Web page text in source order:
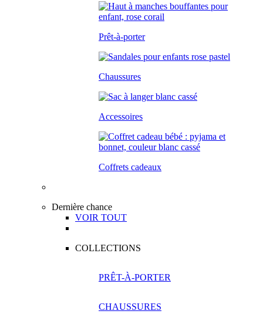
Prêt-à-porter
Chaussures
Accessoires
Coffrets cadeaux
Dernière chance
VOIR TOUT
COLLECTIONS
PRÊT-À-PORTER
CHAUSSURES